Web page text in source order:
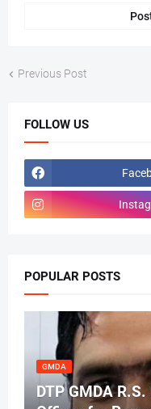
Previous Post
FOLLOW US
POPULAR POSTS
GMDA
DTP GMDA